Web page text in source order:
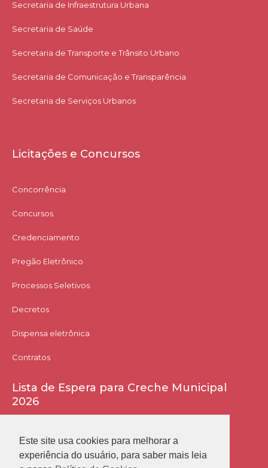
Secretaria de Infraestrutura Urbana
Secretaria de Saúde
Secretaria de Transporte e Trânsito Urbano
Secretaria de Comunicação e Transparência
Secretaria de Serviços Urbanos
Licitações e Concursos
Concorrência
Concursos
Credenciamento
Pregão Eletrônico
Processos Seletivos
Decretos
Dispensa eletrônica
Contratos
Lista de Espera para Creche Municipal
2026
Este site usa cookies para melhorar a
experiência do usuário, para saber mais leia